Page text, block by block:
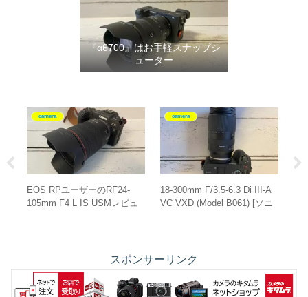
『α6700』はお手軽スナップシ
ューター
camera
EOS RPユーザーのRF24-
105mm F4 L IS USMレビュ
camera
18-300mm F/3.5-6.3 Di III-A
VC VXD (Model B061) [ソニ
スポンサーリンク